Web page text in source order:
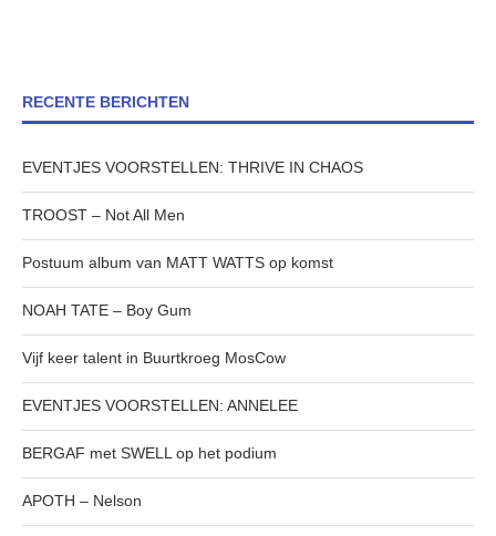
RECENTE BERICHTEN
EVENTJES VOORSTELLEN: THRIVE IN CHAOS
TROOST – Not All Men
Postuum album van MATT WATTS op komst
NOAH TATE – Boy Gum
Vijf keer talent in Buurtkroeg MosCow
EVENTJES VOORSTELLEN: ANNELEE
BERGAF met SWELL op het podium
APOTH – Nelson